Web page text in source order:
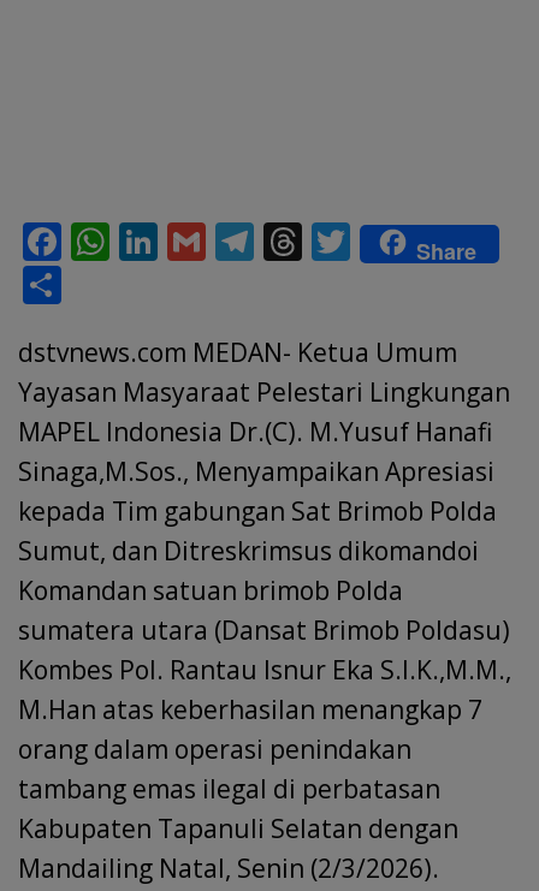
F
b
o
o
k
W
s
A
p
p
Li
e
dI
n
G
l
T
gr
a
m
T
a
d
s
T
w
er
Share
ar
e
dstvnews.com MEDAN- Ketua Umum
Yayasan Masyaraat Pelestari Lingkungan
MAPEL Indonesia Dr.(C). M.Yusuf Hanafi
Sinaga,M.Sos., Menyampaikan Apresiasi
kepada Tim gabungan Sat Brimob Polda
Sumut, dan Ditreskrimsus dikomandoi
Komandan satuan brimob Polda
sumatera utara (Dansat Brimob Poldasu)
Kombes Pol. Rantau Isnur Eka S.I.K.,M.M.,
M.Han atas keberhasilan menangkap 7
orang dalam operasi penindakan
tambang emas ilegal di perbatasan
Kabupaten Tapanuli Selatan dengan
Mandailing Natal, Senin (2/3/2026).